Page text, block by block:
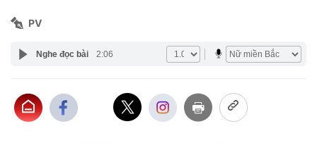
PV
Nghe đọc bài 2:06